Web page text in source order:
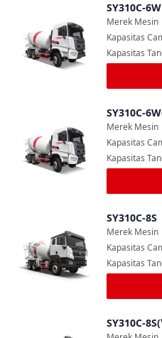
SY310C-6W
Merek Mesin
Kapasitas
Kapasitas
SY310C-
Merek Mesin
Kapasitas
Kapasitas
SY310C-8S
Merek Mesin
Kapasitas
Kapasitas
SY310C-